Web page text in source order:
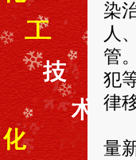
染
人
管
犯
律
量